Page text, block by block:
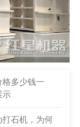
多少钱一
示
石机，为何